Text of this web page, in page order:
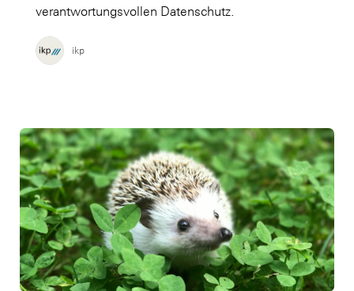
verantwortungsvollen Datenschutz.
ikp